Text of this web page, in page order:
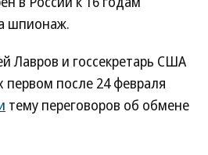
шпионаж.
Лавров и госсекретарь США
первом после 24 февраля
тему переговоров об обмене